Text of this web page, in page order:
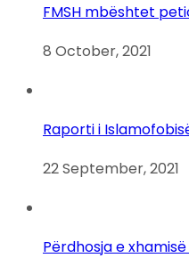
FMSH mbështet
8 October, 2021
Raporti i
22 September, 2021
Përdhosja e